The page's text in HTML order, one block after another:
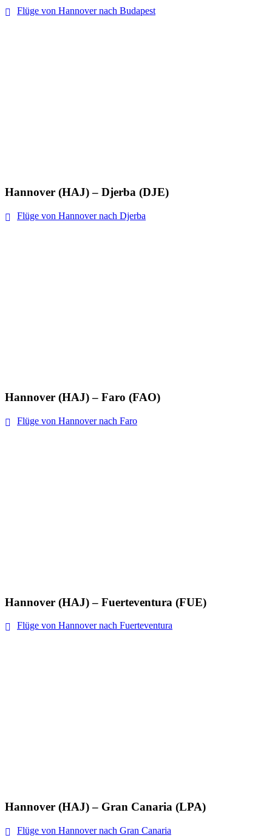
Flüge von Hannover nach Budapest
Hannover (HAJ) – Djerba (DJE)
Flüge von Hannover nach Djerba
Hannover (HAJ) – Faro (FAO)
Flüge von Hannover nach Faro
Hannover (HAJ) – Fuerteventura (FUE)
Flüge von Hannover nach Fuerteventura
Hannover (HAJ) – Gran Canaria (LPA)
Flüge von Hannover nach Gran Canaria